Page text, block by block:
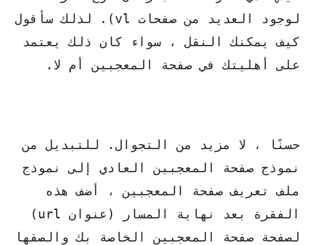
لوجود العديد من صفحات vl). لذلك سأقول
كيف يمكنك النقل ، سواء كان ذلك يعتمد
على أهليتك في صفحة المعجبين أم لا.
حسنًا ، لا مزيد من التجوال. للتبديل من
نموذج صفحة المعجبين العادي إلى نموذج
ملف تعريف صفحة المعجبين ، أضف هذه
الفقرة بعد نهاية المسار (عنوان url)
لصفحة صفحة المعجبين الخاصة بك والصقها